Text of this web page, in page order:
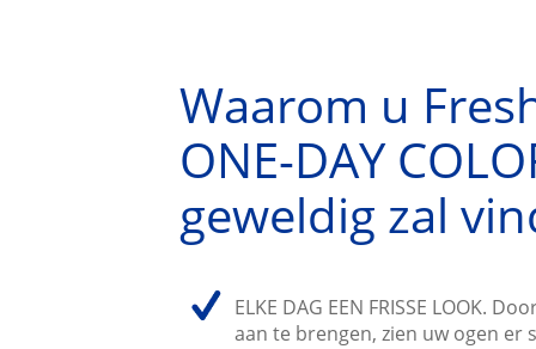
Waarom u
ONE-DAY
geweldig zal
ELKE DAG EEN FRISSE LOOK.
aan te brengen, zien uw ogen er